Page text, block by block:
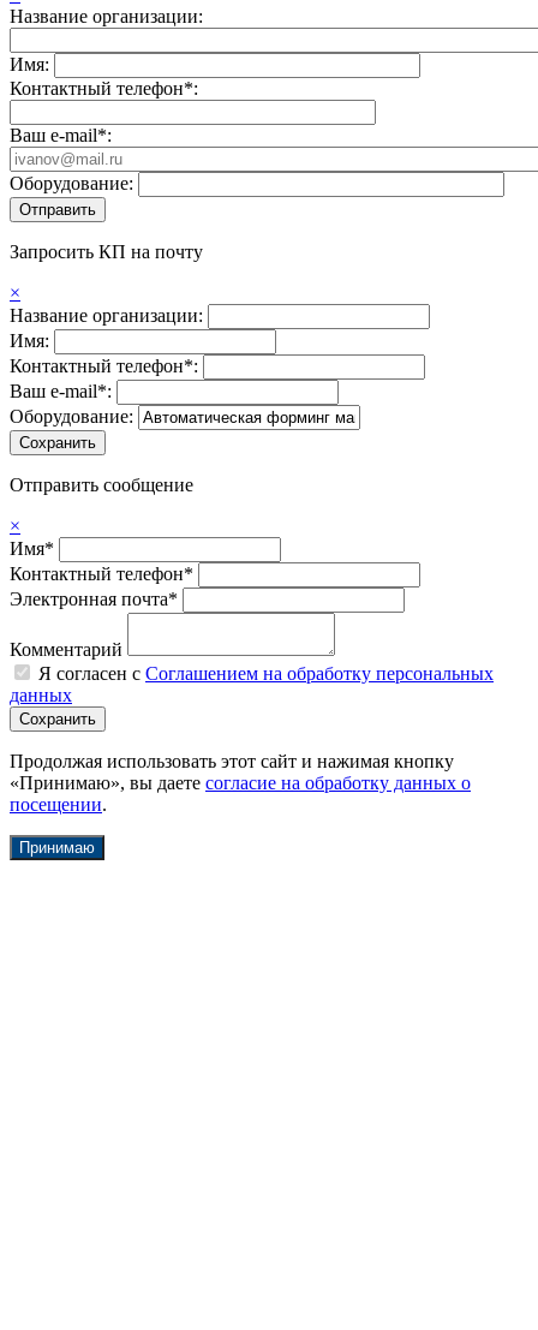
Название организации:
Имя:
Контактный телефон*:
Ваш e-mail*:
Оборудование:
Запросить КП на почту
×
Название организации:
Имя:
Контактный телефон*:
Ваш e-mail*:
Оборудование:
Отправить сообщение
×
Имя*
Контактный телефон*
Электронная почта*
Комментарий
Я согласен с Соглашением на обработку персональных
данных
Продолжая использовать этот сайт и нажимая кнопку
«Принимаю», вы даете согласие на обработку данных о
посещении.
Принимаю